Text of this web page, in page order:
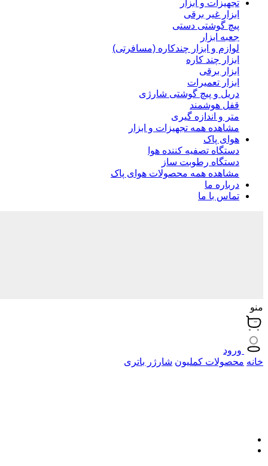
تجهیزات و ابزار
ابزار غیر برقی
پیچ گوشتی دستی
جعبه ابزار
لوازم و ابزار چندکاره (مسافرتی)
ابزار چند کاره
ابزار برقی
ابزار تعمیرات
دریل و پیچ گوشتی شارژی
قفل هوشمند
متر و اندازه گیری
مشاهده همه تجهیزات و ابزار
هوای پاک
دستگاه تصفیه کننده هوا
دستگاه رطوبت ساز
مشاهده همه محصولات هوای پاک
درباره ما
تماس با ما
منو
ورود
خانه محصولات کملیون شارژر باتری